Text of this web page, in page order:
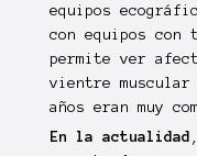
equipos
con equipos con
permite ver
vientre muscular
años eran muy
En la actualidad